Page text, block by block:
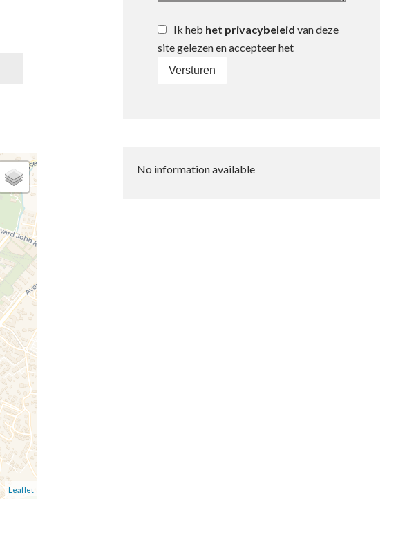
Leaflet
Ik heb het privacybeleid van deze
site gelezen en accepteer het
Versturen
No information available